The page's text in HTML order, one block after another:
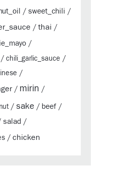
/ sweet_chili /
/ thai /
/
/ chili_garlic_sauce /
/
/ mirin /
/ sake / beef /
salad /
/ chicken